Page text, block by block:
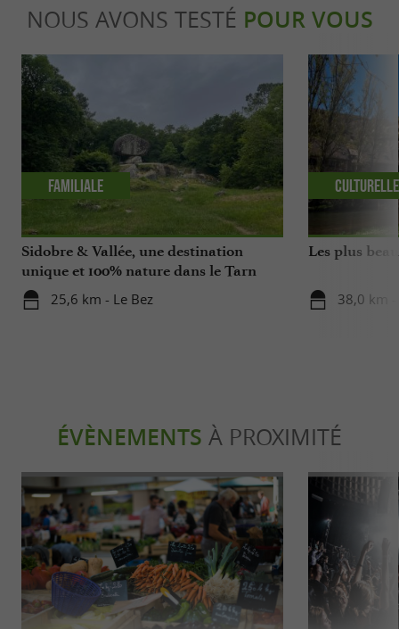
NOUS AVONS TESTÉ POUR VOUS
Sidobre & Vallée, une destination
unique et 100% nature dans le Tarn
25,6 km - Le Bez
Familiale
Les plus
38,0 km -
Culturelle
ÉVÈNEMENTS À PROXIMITÉ